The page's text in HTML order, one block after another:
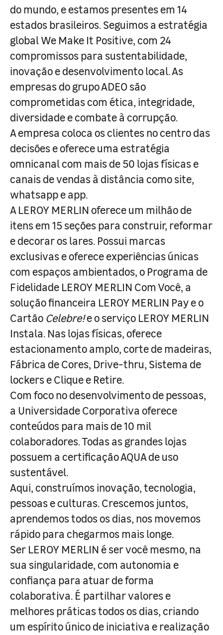
do mundo, e estamos presentes em 14
estados brasileiros. Seguimos a estratégia
global We Make It Positive, com 24
compromissos para sustentabilidade,
inovação e desenvolvimento local. As
empresas do grupo ADEO são
comprometidas com ética, integridade,
diversidade e combate à corrupção.
A empresa coloca os clientes no centro das
decisões e oferece uma estratégia
omnicanal com mais de 50 lojas físicas e
canais de vendas à distância como site,
whatsapp e app.
A LEROY MERLIN oferece um milhão de
itens em 15 seções para construir, reformar
e decorar os lares. Possui marcas
exclusivas e oferece experiências únicas
com espaços ambientados, o Programa de
Fidelidade LEROY MERLIN Com Você, a
solução financeira LEROY MERLIN Pay e o
Cartão Celebre!e o serviço LEROY MERLIN
Instala. Nas lojas físicas, oferece
estacionamento amplo, corte de madeiras,
Fábrica de Cores, Drive-thru, Sistema de
lockers e Clique e Retire.
Com foco no desenvolvimento de pessoas,
a Universidade Corporativa oferece
conteúdos para mais de 10 mil
colaboradores. Todas as grandes lojas
possuem a certificação AQUA de uso
sustentável.
Aqui, construímos inovação, tecnologia,
pessoas e culturas. Crescemos juntos,
aprendemos todos os dias, nos movemos
rápido para chegarmos mais longe.
Ser LEROY MERLIN é ser você mesmo, na
sua singularidade, com autonomia e
confiança para atuar de forma
colaborativa. É partilhar valores e
melhores práticas todos os dias, criando
um espírito único de iniciativa e realização